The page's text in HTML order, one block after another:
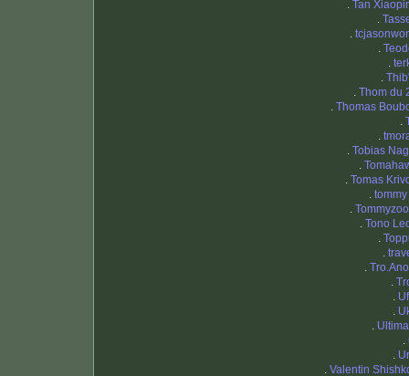
. Tan
.
.
.
.
.
. Thom du
. Thomas
.
.
. Tobias
.
. Tomas
. tommy
.
. Tono
.
.
.
.
.
.
.
.
.
. Valentin